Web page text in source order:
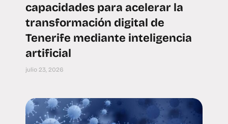
capacidades para acelerar la
transformación digital de
Tenerife mediante inteligencia
artificial
julio 23, 2026